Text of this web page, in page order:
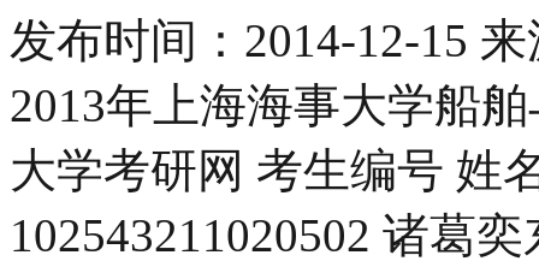
发布时间： 2014-12-15 来
2013年上海海事大学船
大学考研网 考生编号 姓
102543211020502 诸葛